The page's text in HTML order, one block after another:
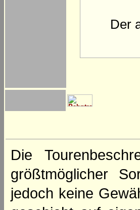
Der
Die
größtmöglicher
jedoch keine